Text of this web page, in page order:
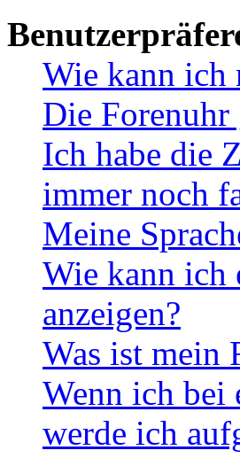
Wie kann ich
Die
Ich habe die
immer noch
Meine
Wie kann ich
anzeigen?
Was ist mein
Wenn ich
werde ich